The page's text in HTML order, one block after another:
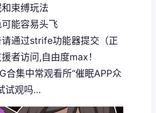
束缚玩法
能容易头飞
通过strife功能器提交（正
者访问,自由度max！
合集中常观看所“催眠APP众
试观吗…